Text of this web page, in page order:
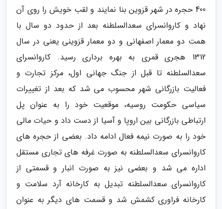
400 حجره در شهر قزوین بنا نمایند و لقب خویش را روی آن
نهاد و کاروانسرای سعدالسلطنه بعد از حدود دو سال با
همت دو معمار اصفهانی و دو معمار قزوینی یعنی در سال
1312 هجری قمری به بهره برداری رسید. کاروانسرای
سعدالسلطنه تا قبل از جنگ جهانی اول، مرکز تجارت و
فعالیت بازرگانی شهر محسوب می شد که بعد از تغییرات
سیاسی حکومت روسیه، موقعیت خود را به عنوان پل
ارتباطی بازرگانی بین اروپا و آسیا از دست داد و حیات مالی
خود را به صورت نیمه فعال ادامه داد. بعضی از حجره های
کاروانسرای سعدالسلطنه به صورت غرفه های تجاری مستقل
اداره می شد و بعضی نیز به صورت انبار و قسمتی از
کاروانسرای سعدالسلطنه تبدیل به کارخانه آرد سلامت و
کارخانه فراوری کشمش شد و قسمت های دیگر به عنوان